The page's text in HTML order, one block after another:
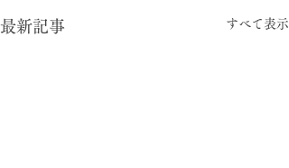
最新記事 すべて表示